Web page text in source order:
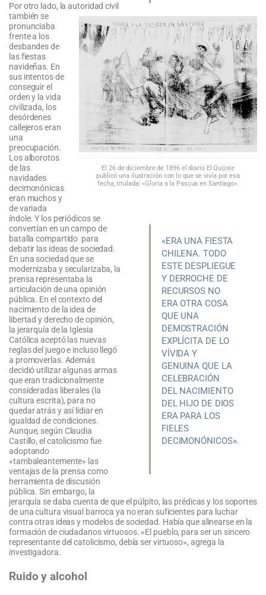
El 26 de diciembre de 1896 el diario El Quijote
publicó una ilustración con lo que se vivía por esa
fecha, titulada: «Gloria a la Pascua en Santiago».
«ERA UNA FIESTA
CHILENA. TODO
ESTE DESPLIEGUE
Y DERROCHE DE
RECURSOS NO
ERA OTRA COSA
QUE UNA
DEMOSTRACIÓN
EXPLÍCITA DE LO
VÍVIDA Y
GENUINA QUE LA
CELEBRACIÓN
DEL NACIMIENTO
DEL HIJO DE DIOS
ERA PARA LOS
FIELES
DECIMONÓNICOS».
Por otro lado, la autoridad civil
también se
pronunciaba
frente a los
desbandes de
las fiestas
navideñas. En
sus intentos de
conseguir el
orden y la vida
civilizada, los
desórdenes
callejeros eran
una
preocupación.
Los alborotos
de las
navidades
decimonónicas
eran muchos y
de variada
índole. Y los periódicos se
convertían en un campo de
batalla compartido para
debatir las ideas de sociedad.
En una sociedad que se
modernizaba y secularizaba, la
prensa representaba la
articulación de una opinión
pública. En el contexto del
nacimiento de la idea de
libertad y derecho de opinión,
la jerarquía de la Iglesia
Católica aceptó las nuevas
reglas del juego e incluso llegó
a promoverlas. Además
decidió utilizar algunas armas
que eran tradicionalmente
consideradas liberales (la
cultura escrita), para no
quedar atrás y así lidiar en
igualdad de condiciones.
Aunque, según Claudia
Castillo, el catolicismo fue
adoptando
«tambaleantemente» las
ventajas de la prensa como
herramienta de discusión
pública. Sin embargo, la
jerarquía se daba cuenta de que el púlpito, las prédicas y los soportes
de una cultura visual barroca ya no eran suficientes para luchar
contra otras ideas y modelos de sociedad. Había que alinearse en la
formación de ciudadanos virtuosos. «El pueblo, para ser un sincero
representante del catolicismo, debía ser virtuoso», agrega la
investigadora.
Ruido y alcohol